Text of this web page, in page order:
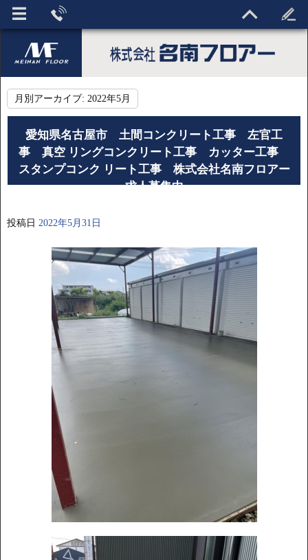
月別アーカイブ: 2022年5月
愛知県名古屋市 土間コンクリート工事 左官工
事 真空 リングコンクリート工事 カッター工事
スタンプコンク リート工事 株式会社名南フロアー
求人募集中
投稿日 2022年5月31日